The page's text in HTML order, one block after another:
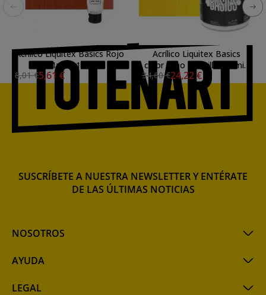
Acrilico Liquitex Basics Rojo
de Marte, 118 ml.
8,01 €5,61 €
Acrílico Liquitex Basics
color tono amarillo cadmio
medio (946 ml)
34,60 €24,22 €
NOSOTROS
AYUDA
LEGAL
SUSCRÍBETE A NUESTRA NEWSLETTER Y ENTÉRATE
DE LAS ÚLTIMAS NOTICIAS